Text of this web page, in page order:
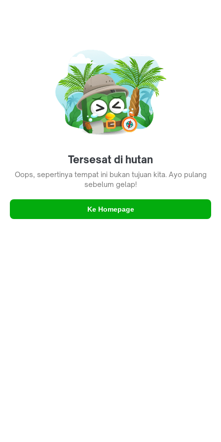
Tersesat di hutan
Oops, sepertinya tempat ini bukan tujuan kita. Ayo pulang
sebelum gelap!
Ke Homepage